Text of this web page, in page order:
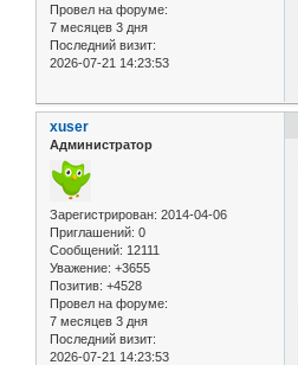
Провел на форуме:
7 месяцев 3 дня
Последний визит:
2026-07-21 14:23:53
xuser
Администратор
Зарегистрирован: 2014-04-06
Приглашений: 0
Сообщений: 12111
Уважение: +3655
Позитив: +4528
Провел на форуме:
7 месяцев 3 дня
Последний визит:
2026-07-21 14:23:53